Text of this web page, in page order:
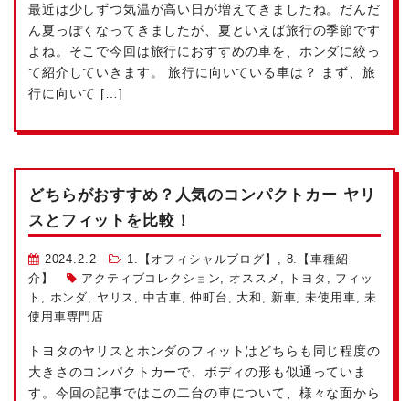
最近は少しずつ気温が高い日が増えてきましたね。だんだ
ん夏っぽくなってきましたが、夏といえば旅行の季節です
よね。そこで今回は旅行におすすめの車を、ホンダに絞っ
て紹介していきます。 旅行に向いている車は？ まず、旅
行に向いて […]
どちらがおすすめ？人気のコンパクトカー ヤリ
スとフィットを比較！
2024.2.2 1.【オフィシャルブログ】
8.【車種紹
介】
アクティブコレクション オススメ トヨタ
フィッ
ト
ホンダ ヤリス 中古車 ,仲町台 大和 新車 ,未使用車 ,未
使用車専門店
トヨタのヤリスとホンダのフィットはどちらも同じ程度の
大きさのコンパクトカーで、ボディの形も似通っていま
す。今回の記事ではこの二台の車について、様々な面から